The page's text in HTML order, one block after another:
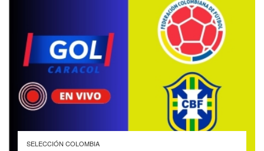
SELECCIÓN COLOMBIA